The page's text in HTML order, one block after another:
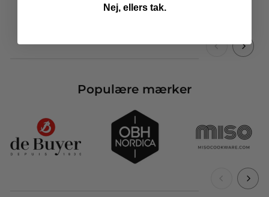
Populære mærker
Nej, ellers tak.